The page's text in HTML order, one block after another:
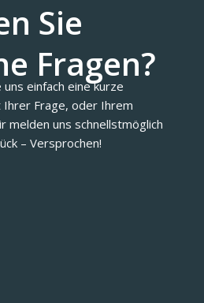
Sie
Fragen?
uns einfach eine kurze
Ihrer Frage, oder Ihrem
melden uns schnellstmöglich
– Versprochen!